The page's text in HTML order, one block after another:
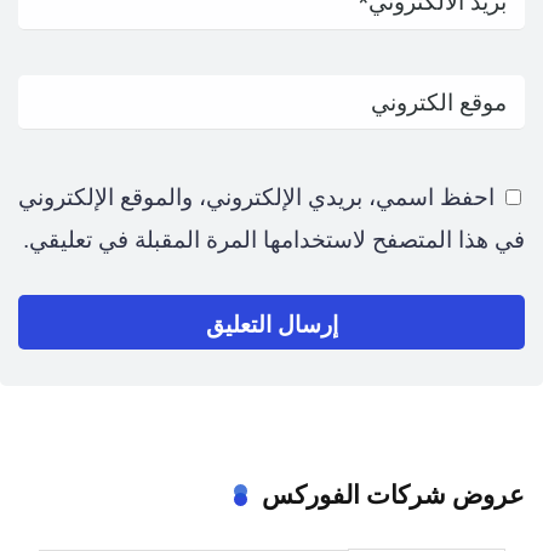
احفظ اسمي، بريدي الإلكتروني، والموقع الإلكتروني
في هذا المتصفح لاستخدامها المرة المقبلة في تعليقي.
عروض شركات الفوركس